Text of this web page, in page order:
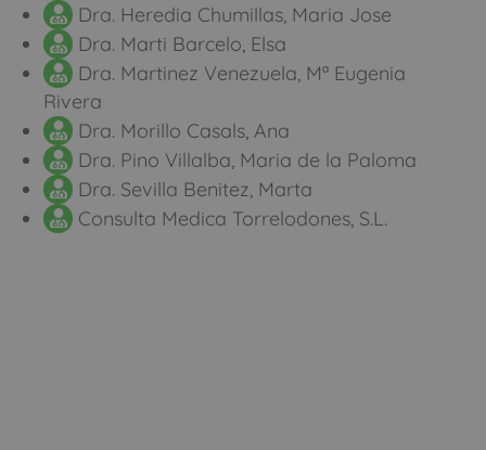
Dra. Heredia Chumillas, Maria Jose
Dra. Marti Barcelo, Elsa
Dra. Martinez Venezuela, Mª Eugenia
Rivera
Dra. Morillo Casals, Ana
Dra. Pino Villalba, Maria de la Paloma
Dra. Sevilla Benitez, Marta
Consulta Medica Torrelodones, S.L.